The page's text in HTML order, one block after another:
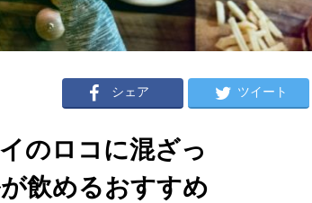
シェア ツイート
のロコに混ざっ
飲めるおすすめ